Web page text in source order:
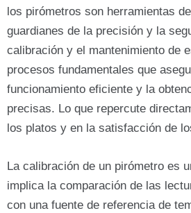
los pirómetros son herramientas
guardianes de la precisión y la
calibración y el mantenimiento de
procesos fundamentales que
funcionamiento eficiente y la
precisas. Lo que repercute
los platos y en la satisfacción de
La calibración de un pirómetro es
implica la comparación de las
con una fuente de referencia de